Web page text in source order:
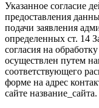
Указанное согласие
предоставления
подачи заявления
определенных ст. 14
согласия на
осуществлен путем
соответствующего
форме на адрес
сайте название_сайта.